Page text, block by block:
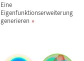
Eine
Eigenfunktionserweiterung
generieren